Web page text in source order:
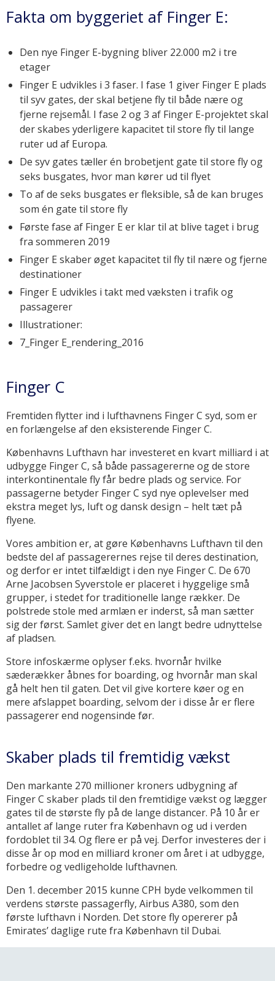
Fakta om byggeriet af Finger E:
Den nye Finger E-bygning bliver 22.000 m2 i tre
etager
Finger E udvikles i 3 faser. I fase 1 giver Finger E plads
til syv gates, der skal betjene fly til både nære og
fjerne rejsemål. I fase 2 og 3 af Finger E-projektet skal
der skabes yderligere kapacitet til store fly til lange
ruter ud af Europa.
De syv gates tæller én brobetjent gate til store fly og
seks busgates, hvor man kører ud til flyet
To af de seks busgates er fleksible, så de kan bruges
som én gate til store fly
Første fase af Finger E er klar til at blive taget i brug
fra sommeren 2019
Finger E skaber øget kapacitet til fly til nære og fjerne
destinationer
Finger E udvikles i takt med væksten i trafik og
passagerer
Illustrationer:
7_Finger E_rendering_2016
Finger C
Fremtiden flytter ind i lufthavnens Finger C syd, som er
en forlængelse af den eksisterende Finger C.
Københavns Lufthavn har investeret en kvart milliard i at
udbygge Finger C, så både passagererne og de store
interkontinentale fly får bedre plads og service. For
passagerne betyder Finger C syd nye oplevelser med
ekstra meget lys, luft og dansk design – helt tæt på
flyene.
Vores ambition er, at gøre Københavns Lufthavn til den
bedste del af passagerernes rejse til deres destination,
og derfor er intet tilfældigt i den nye Finger C. De 670
Arne Jacobsen Syverstole er placeret i hyggelige små
grupper, i stedet for traditionelle lange rækker. De
polstrede stole med armlæn er inderst, så man sætter
sig der først. Samlet giver det en langt bedre udnyttelse
af pladsen.
Store infoskærme oplyser f.eks. hvornår hvilke
sæderækker åbnes for boarding, og hvornår man skal
gå helt hen til gaten. Det vil give kortere køer og en
mere afslappet boarding, selvom der i disse år er flere
passagerer end nogensinde før.
Skaber plads til fremtidig vækst
Den markante 270 millioner kroners udbygning af
Finger C skaber plads til den fremtidige vækst og lægger
gates til de største fly på de lange distancer. På 10 år er
antallet af lange ruter fra København og ud i verden
fordoblet til 34. Og flere er på vej. Derfor investeres der i
disse år op mod en milliard kroner om året i at udbygge,
forbedre og vedligeholde lufthavnen.
Den 1. december 2015 kunne CPH byde velkommen til
verdens største passagerfly, Airbus A380, som den
første lufthavn i Norden. Det store fly opererer på
Emirates’ daglige rute fra København til Dubai.